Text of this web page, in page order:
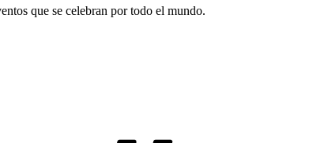
que se celebran por todo el mundo.